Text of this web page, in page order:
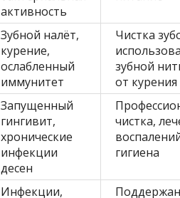
активность
Зубной налёт,
курение,
ослабленный
иммунитет
Чистка
зубной
от курения
Запущенный
гингивит,
хронические
инфекции
десен
чистка,
гигиена
Инфекции,